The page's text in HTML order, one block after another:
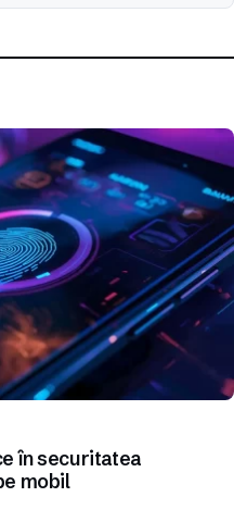
în securitatea
mobil